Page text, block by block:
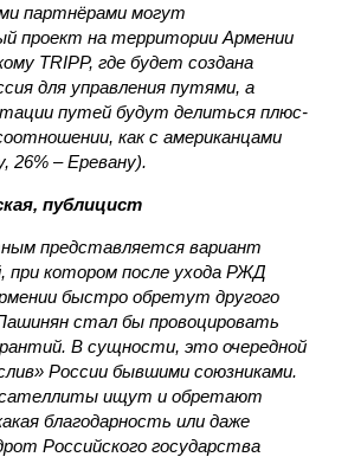
партнёрами могут
проект на территории Армении
TRIPP, где будет создана
для управления путями, а
путей будут делиться плюс-
как с американцами
26% – Еревану).
публицист
представляется вариант
при котором после ухода РЖД
быстро обретут другого
стал бы провоцировать
В сущности, это очередной
России бывшими союзниками.
ищут и обретают
благодарность или даже
Российского государства